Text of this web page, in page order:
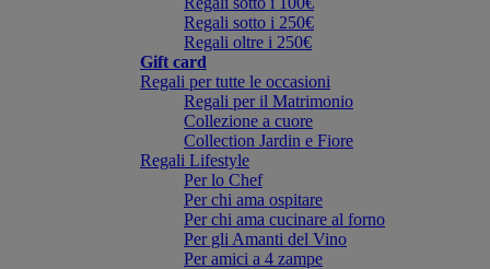
Regali sotto i 250€
Regali oltre i 250€
Gift card
Regali per tutte le occasioni
Regali per il Matrimonio
Collezione a cuore
Collection Jardin e Fiore
Regali Lifestyle
Per lo Chef
Per chi ama ospitare
Per chi ama cucinare al forno
Per gli Amanti del Vino
Per amici a 4 zampe